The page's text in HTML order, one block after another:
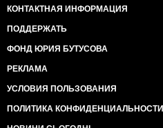
КОНТАКТНАЯ ИНФОРМАЦИЯ
ПОДДЕРЖАТЬ
ФОНД ЮРИЯ БУТУСОВА
РЕКЛАМА
УСЛОВИЯ ПОЛЬЗОВАНИЯ
ПОЛИТИКА КОНФИДЕНЦИАЛЬНОСТИ